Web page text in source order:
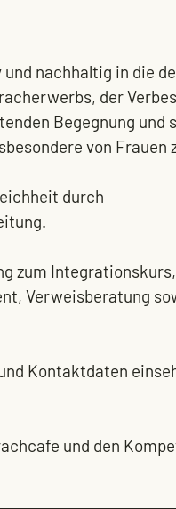
nachhaltig in die
der
Begegnung und
von Frauen
durch
zum Integrationskurs,
Verweisberatung
Kontaktdaten
und den